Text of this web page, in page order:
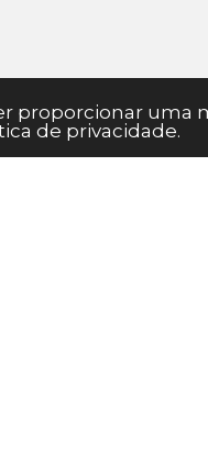
proporcionar
de privacidade.